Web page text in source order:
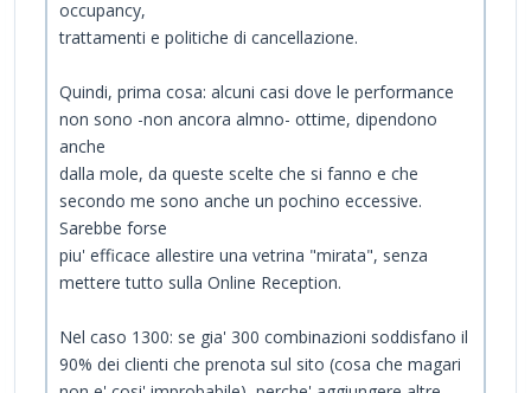
occupancy,
trattamenti e politiche di cancellazione.
Quindi, prima cosa: alcuni casi dove le performance
non sono -non ancora almno- ottime, dipendono
anche
dalla mole, da queste scelte che si fanno e che
secondo me sono anche un pochino eccessive.
Sarebbe forse
piu' efficace allestire una vetrina "mirata", senza
mettere tutto sulla Online Reception.
Nel caso 1300: se gia' 300 combinazioni soddisfano il
90% dei clienti che prenota sul sito (cosa che magari